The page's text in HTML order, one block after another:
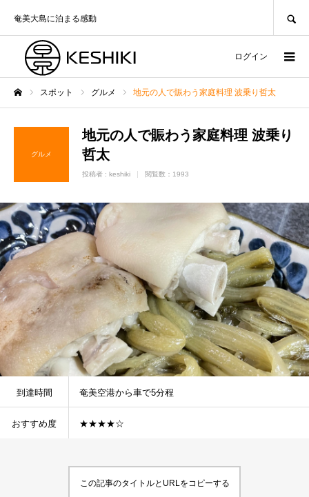
奄美大島に泊まる感動
ログイン
スポット グルメ 地元の人で賑わう家庭料理 波乗り哲太
グルメ
地元の人で賑わう家庭料理 波乗り
哲太
投稿者 : keshiki 閲覧数：1993
到達時間 奄美空港から車で5分程
おすすめ度 ★★★★☆
この記事のタイトルとURLをコピーする